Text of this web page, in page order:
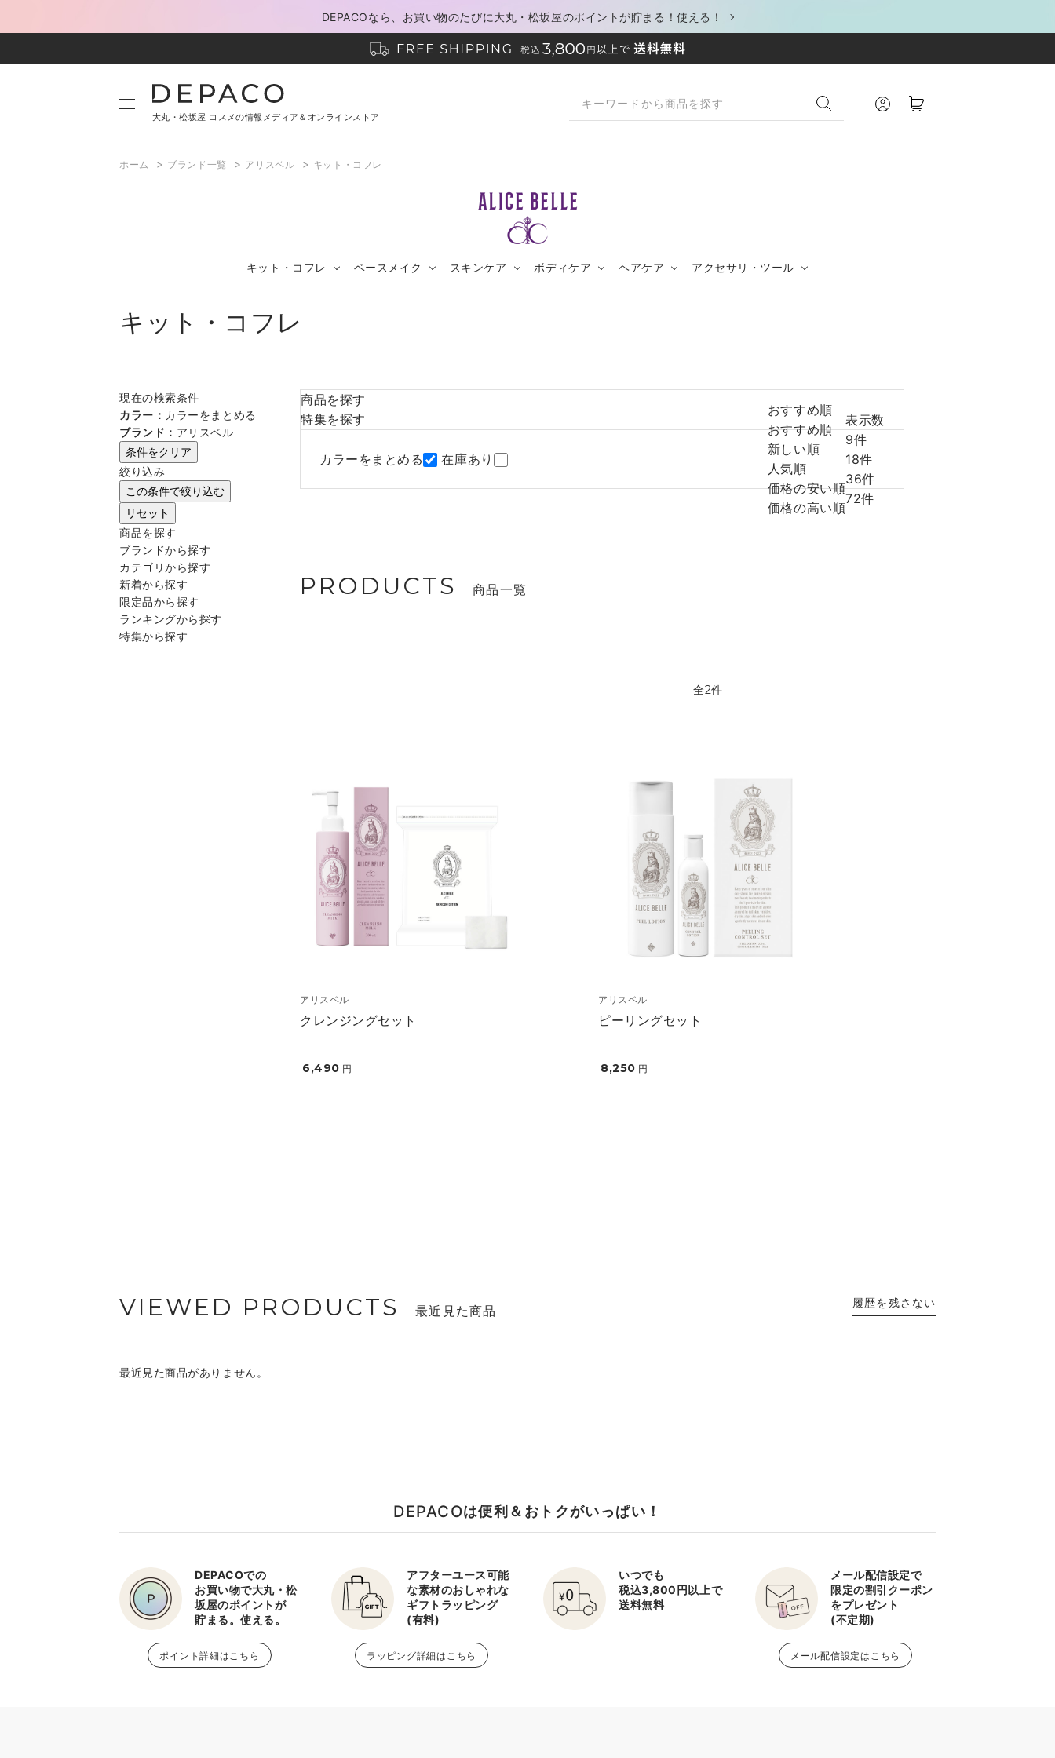
DEPACOなら、お買い物のたびに大丸・松坂屋のポイントが貯まる！使える！
大丸・松坂屋 コスメの情報メディア＆オンラインストア
ホーム > ブランド一覧 > アリスベル > キット・コフレ
キット・コフレ ベースメイク スキンケア ボディケア ヘアケア アクセサリ・ツール
キット・コフレ
現在の検索条件
カラー： カラーをまとめる
ブランド： アリスベル
条件をクリア
絞り込み
この条件で絞り込む
リセット
商品を探す
ブランドから探す
カテゴリから探す
新着から探す
限定品から探す
ランキングから探す
特集から探す
商品を探す
特集を探す
カラーをまとめる 在庫あり
おすすめ順
おすすめ順
新しい順
人気順
価格の安い順
価格の高い順
表示数
9件
18件
36件
72件
PRODUCTS 商品一覧
全2件
アリスベル
クレンジングセット
6,490 円
アリスベル
ピーリングセット
8,250 円
VIEWED PRODUCTS 最近見た商品
最近見た商品がありません。
履歴を残さない
DEPACOは便利＆おトクがいっぱい！
DEPACOでの
お買い物で大丸・松
坂屋のポイントが
貯まる。使える。
ポイント詳細はこちら
アフターユース可能
な素材のおしゃれな
ギフトラッピング
(有料)
ラッピング詳細はこちら
いつでも
税込3,800円以上で
送料無料
メール配信設定で
限定の割引クーポン
をプレゼント
(不定期)
メール配信設定はこちら